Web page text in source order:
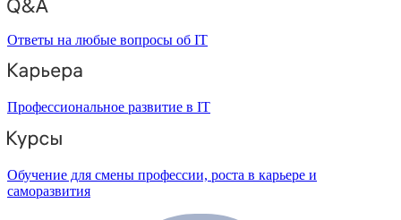
Ответы на любые вопросы об IT
Профессиональное развитие в IT
Обучение для смены профессии, роста в карьере и
саморазвития